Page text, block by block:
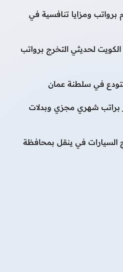
ومزايا تنافسية في
لحديثي التخرج برواتب
في سلطنة عمان
شهري مجزي وبدلات
السيارات في ينقل بمحافظة